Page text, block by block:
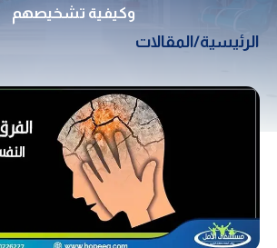
وكيفية تشخيصهم
الرئيسية/المقالات